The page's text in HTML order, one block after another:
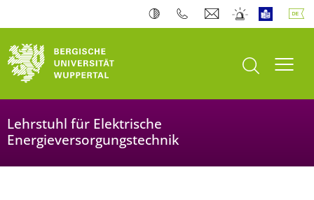
Suche öffnen
Lehrstuhl für Elektrische
Energieversorgungstechnik